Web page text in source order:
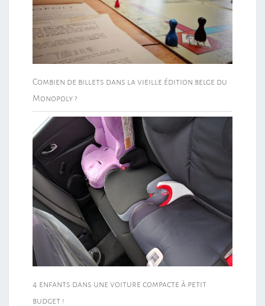
Combien de billets dans la vieille édition belge du
Monopoly ?
4 enfants dans une voiture compacte à petit
budget !